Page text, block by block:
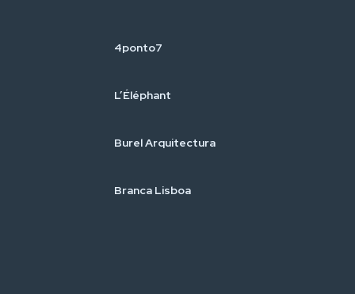
4ponto7
L’Éléphant
Burel Arquitectura
Branca Lisboa